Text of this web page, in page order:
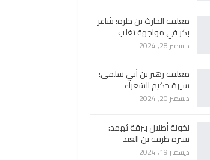
معلقة الحارث بن حلزة: شاعر
بكر في مواجهة تغلب
ديسمبر 28, 2024
معلقة زهير بن أبي سلمى:
سيرة حكيم الشعراء
ديسمبر 20, 2024
لخولة أطلال ببرقة ثهمد:
سيرة طرفة بن العبد
ديسمبر 19, 2024